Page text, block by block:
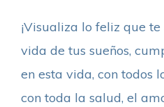
¡Visualiza lo feliz que
vida de tus sueños,
en esta vida, con todos
con toda la salud, el